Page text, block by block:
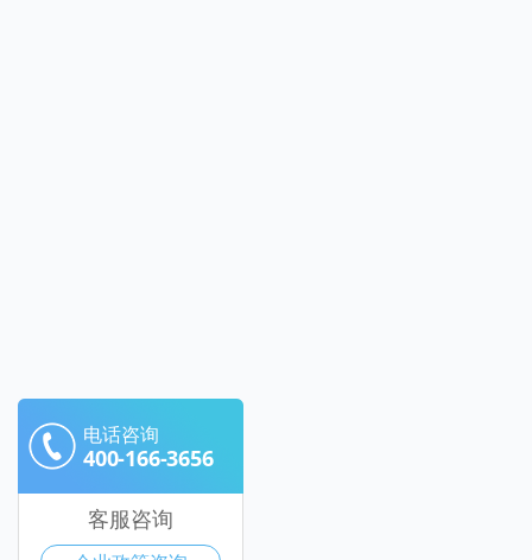
电话咨询
400-166-3656
客服咨询